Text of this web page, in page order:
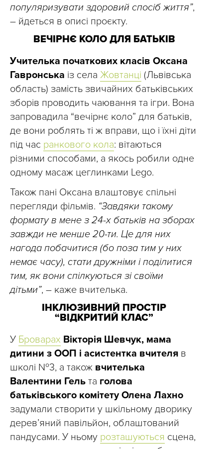
популяризувати здоровий спосіб життя”,
– йдеться в описі проєкту.
ВЕЧІРНЄ КОЛО ДЛЯ БАТЬКІВ
Учителька початкових класів Оксана
Гавронська із села Жовтанці (Львівська
область) замість звичайних батьківських
зборів проводить чаювання та ігри. Вона
запровадила “вечірнє коло” для батьків,
де вони роблять ті ж вправи, що і їхні діти
під час ранкового кола: вітаються
різними способами, а якось робили одне
одному масаж цеглинками Lego.
Також пані Оксана влаштовує спільні
перегляди фільмів. “Завдяки такому
формату в мене з 24-х батьків на зборах
завжди не менше 20-ти. Це для них
нагода побачитися (бо поза тим у них
немає часу), стати дружніми і поділитися
тим, як вони спілкуються зі своїми
дітьми”, – каже вчителька.
ІНКЛЮЗИВНИЙ ПРОСТІР
“ВІДКРИТИЙ КЛАС”
У Броварах Вікторія Шевчук, мама
дитини з ООП і асистентка вчителя в
школі №3, а також вчителька
Валентини Гель та голова
батьківського комітету Олена Лахно
задумали створити у шкільному дворику
дерев’яний павільйон, облаштований
пандусами. У ньому розташуються сцена,